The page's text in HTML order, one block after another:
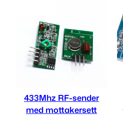
433Mhz RF-sender
med mottakersett